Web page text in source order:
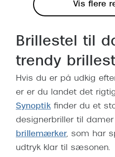
Vis flere
Brillestel til
trendy
Hvis du er på udkig
er er du landet det
Synoptik finder du et
designerbriller til damer
brillemærker, som har
udtryk klar til sæsonen.